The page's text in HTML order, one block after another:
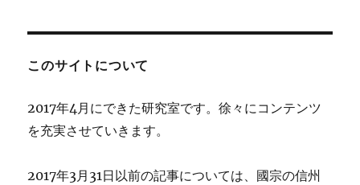
このサイトについて
2017年4月にできた研究室です。徐々にコンテンツ
を充実させていきます。
2017年3月31日以前の記事については、國宗の信州